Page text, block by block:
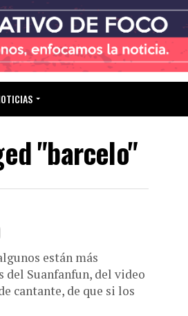
"barcelo"
están más
del Suanfanfun, del video
cantante, de que si los